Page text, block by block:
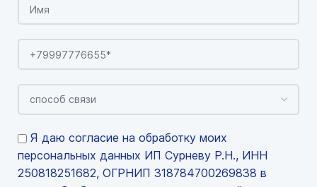
Я даю согласие на обработку моих
персональных данных ИП Сурневу Р.Н., ИНН
250818251682, ОГРНИП 318784700269838 в